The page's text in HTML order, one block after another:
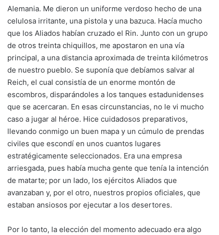
Alemania. Me dieron un uniforme verdoso hecho de una
celulosa irritante, una pistola y una bazuca. Hacía mucho
que los Aliados habían cruzado el Rin. Junto con un grupo
de otros treinta chiquillos, me apostaron en una vía
principal, a una distancia aproximada de treinta kilómetros
de nuestro pueblo. Se suponía que debíamos salvar al
Reich, el cual consistía de un enorme montón de
escombros, disparándoles a los tanques estadunidenses
que se acercaran. En esas circunstancias, no le vi mucho
caso a jugar al héroe. Hice cuidadosos preparativos,
llevando conmigo un buen mapa y un cúmulo de prendas
civiles que escondí en unos cuantos lugares
estratégicamente seleccionados. Era una empresa
arriesgada, pues había mucha gente que tenía la intención
de matarte; por un lado, los ejércitos Aliados que
avanzaban y, por el otro, nuestros propios oficiales, que
estaban ansiosos por ejecutar a los desertores.
Por lo tanto, la elección del momento adecuado era algo